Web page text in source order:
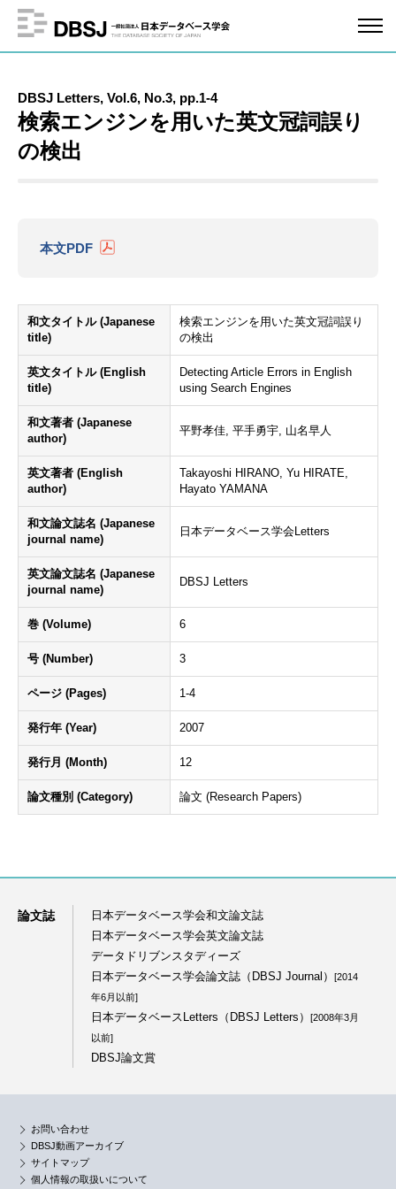
DBSJ Letters, Vol.6, No.3, pp.1-4
検索エンジンを用いた英文冠詞誤り
の検出
本文PDF
和文タイトル (Japanese
title)
検索エンジンを用いた英文冠詞誤り
の検出
英文タイトル (English
title)
Detecting Article Errors in English
using Search Engines
和文著者 (Japanese
author)
平野孝佳, 平手勇宇, 山名早人
英文著者 (English
author)
Takayoshi HIRANO, Yu HIRATE,
Hayato YAMANA
和文論文誌名 (Japanese
journal name)
日本データベース学会Letters
英文論文誌名 (Japanese
journal name)
DBSJ Letters
巻 (Volume) 6
号 (Number) 3
ページ (Pages) 1-4
発行年 (Year) 2007
発行月 (Month) 12
論文種別 (Category) 論文 (Research Papers)
論文誌
日本データベース学会和文論文誌
日本データベース学会英文論文誌
データドリブンスタディーズ
日本データベース学会論文誌（DBSJ Journal）
[2014
年6月以前]
日本データベースLetters（DBSJ Letters）
[2008年3月
以前]
DBSJ論文賞
お問い合わせ
DBSJ動画アーカイブ
サイトマップ
個人情報の取扱いについて